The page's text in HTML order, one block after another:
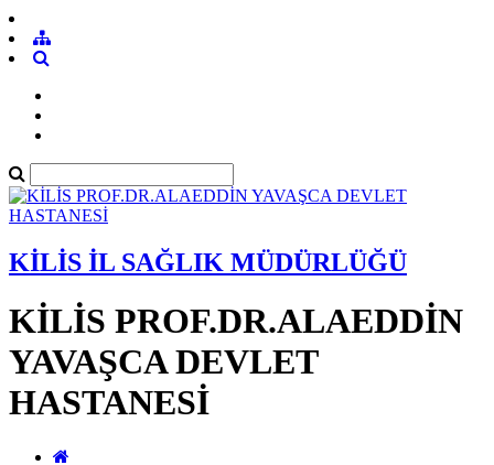
KİLİS İL SAĞLIK MÜDÜRLÜĞÜ
KİLİS PROF.DR.ALAEDDİN
YAVAŞCA DEVLET
HASTANESİ